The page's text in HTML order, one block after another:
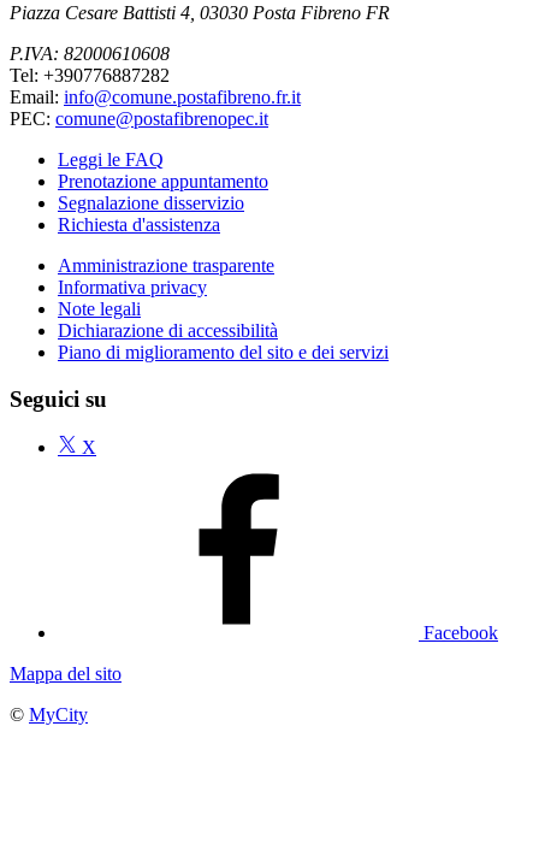
Piazza Cesare Battisti 4, 03030 Posta Fibreno FR
P.IVA: 82000610608
Tel: +390776887282
Email: info@comune.postafibreno.fr.it
PEC: comune@postafibrenopec.it
Leggi le FAQ
Prenotazione appuntamento
Segnalazione disservizio
Richiesta d'assistenza
Amministrazione trasparente
Informativa privacy
Note legali
Dichiarazione di accessibilità
Piano di miglioramento del sito e dei servizi
Seguici su
X
Facebook
Mappa del sito
© MyCity